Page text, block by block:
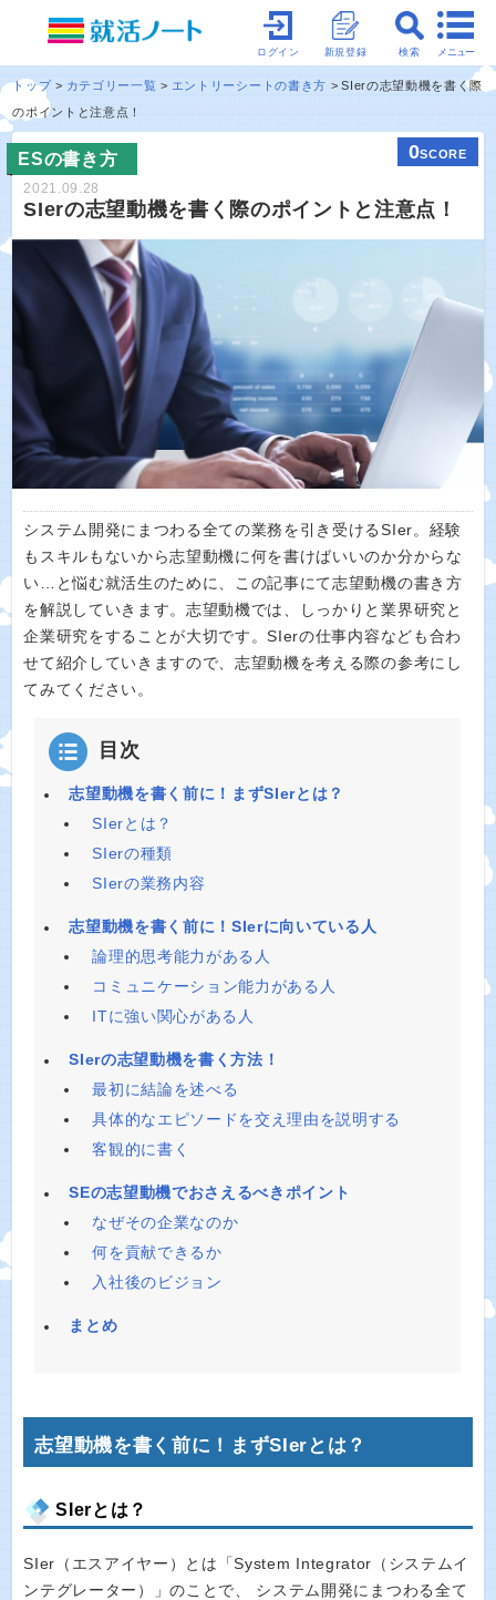
メニュー
検索
新規登録
ログイン
トップ カテゴリー一覧 エントリーシートの書き方
SIerの志望動機を書く際
のポイントと注意点！
ESの書き方 0SCORE
2021.09.28
SIerの志望動機を書く際のポイントと注意点！
システム開発にまつわる全ての業務を引き受けるSIer。経験
もスキルもないから志望動機に何を書けばいいのか分からな
い…と悩む就活生のために、この記事にて志望動機の書き方
を解説していきます。志望動機では、しっかりと業界研究と
企業研究をすることが大切です。SIerの仕事内容なども合わ
せて紹介していきますので、志望動機を考える際の参考にし
てみてください。
目次
志望動機を書く前に！まずSIerとは？
SIerとは？
SIerの種類
SIerの業務内容
志望動機を書く前に！SIerに向いている人
論理的思考能力がある人
コミュニケーション能力がある人
ITに強い関心がある人
SIerの志望動機を書く方法！
最初に結論を述べる
具体的なエピソードを交え理由を説明する
客観的に書く
SEの志望動機でおさえるべきポイント
なぜその企業なのか
何を貢献できるか
入社後のビジョン
まとめ
志望動機を書く前に！まずSIerとは？
SIerとは？
SIer（エスアイヤー）とは「System Integrator（システムイ
ンテグレーター）」のことで、 システム開発にまつわる全て